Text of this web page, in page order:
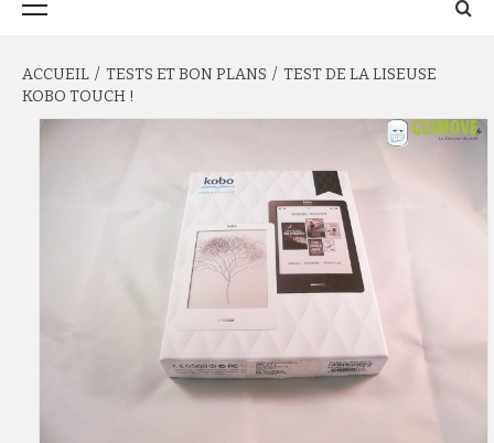
ACCUEIL TESTS ET BON PLANS
TEST DE LA LISEUSE
KOBO TOUCH !